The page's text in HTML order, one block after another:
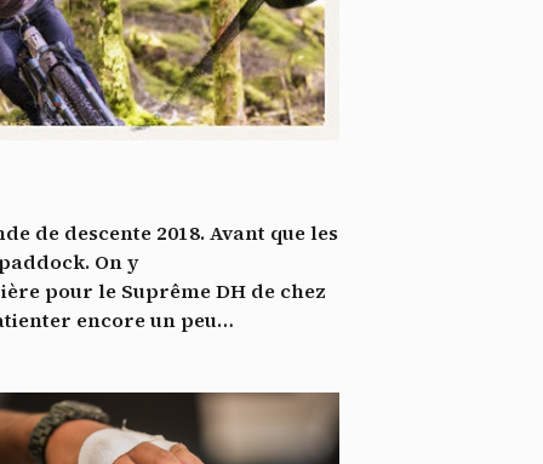
de descente 2018. Avant que les
On y
pour le Suprême DH de chez
encore un peu…
*